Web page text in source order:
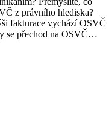
z právního hlediska?
fakturace vychází OSVČ
se přechod na OSVČ…